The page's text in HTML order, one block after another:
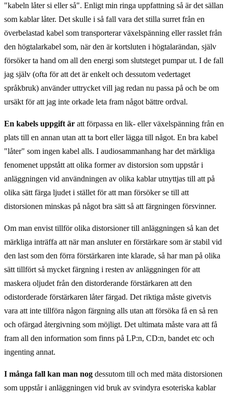
"kabeln låter si eller så". Enligt min ringa uppfattning så är det sällan
som kablar låter. Det skulle i så fall vara det stilla surret från en
överbelastad kabel som transporterar växelspänning eller rasslet från
den högtalarkabel som, när den är kortsluten i högtalarändan, själv
försöker ta hand om all den energi som slutsteget pumpar ut. I de fall
jag själv (ofta för att det är enkelt och dessutom vedertaget
språkbruk) använder uttrycket vill jag redan nu passa på och be om
ursäkt för att jag inte orkade leta fram något bättre ordval.
En kabels uppgift är att förpassa en lik- eller växelspänning från en
plats till en annan utan att ta bort eller lägga till något. En bra kabel
"låter" som ingen kabel alls. I audiosammanhang har det märkliga
fenomenet uppstått att olika former av distorsion som uppstår i
anläggningen vid användningen av olika kablar utnyttjas till att på
olika sätt färga ljudet i stället för att man försöker se till att
distorsionen minskas på något bra sätt så att färgningen försvinner.
Om man envist tillför olika distorsioner till anläggningen så kan det
märkliga inträffa att när man ansluter en förstärkare som är stabil vid
den last som den förra förstärkaren inte klarade, så har man på olika
sätt tillfört så mycket färgning i resten av anläggningen för att
maskera oljudet från den distorderande förstärkaren att den
odistorderade förstärkaren låter färgad. Det riktiga måste givetvis
vara att inte tillföra någon färgning alls utan att försöka få en så ren
och ofärgad återgivning som möjligt. Det ultimata måste vara att få
fram all den information som finns på LP:n, CD:n, bandet etc och
ingenting annat.
I många fall kan man nog dessutom till och med mäta distorsionen
som uppstår i anläggningen vid bruk av svindyra esoteriska kablar